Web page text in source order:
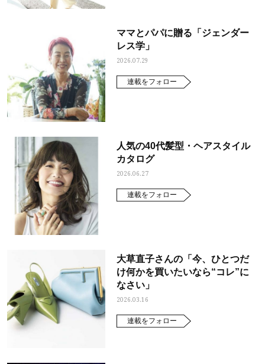
ママとパパに贈る「ジェンダー
レス学」
2026.07.29
連載をフォロー
人気の40代髪型・ヘアスタイル
カタログ
2026.06.27
連載をフォロー
大草直子さんの「今、ひとつだ
け何かを買いたいなら“コレ”に
なさい」
2026.03.16
連載をフォロー